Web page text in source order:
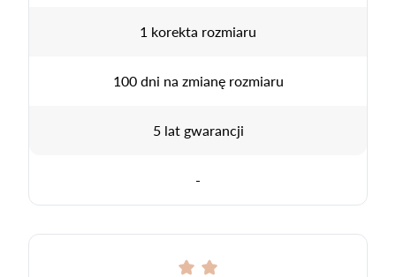
1 korekta rozmiaru
100 dni na zmianę rozmiaru
5 lat gwarancji
-